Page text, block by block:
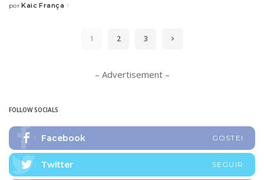
Posted
por Kaic França
1 2 3
– Advertisement –
FOLLOW SOCIALS
Facebook GOSTEI
Twitter SEGUIR